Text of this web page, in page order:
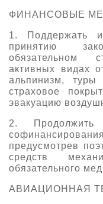
ФИНАНСОВЫЕ
1. Поддержать
принятию
обязательном
активных видах
альпинизм,
страховое
эвакуацию
2. Продолжить
предусмотрев
средств
обязательного
АВИАЦИОННАЯ